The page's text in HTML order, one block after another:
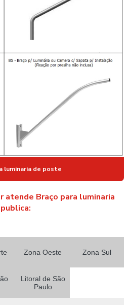
AÇO GALVANIZADO
PREÇO
CAMERAS
luminaria de poste
atende Braço para luminaria
publica:
Zona Oeste Zona Sul
Litoral de São
Paulo